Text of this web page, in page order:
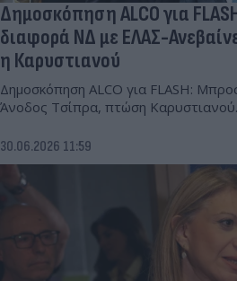
Δημοσκόπηση ALCO για
διαφορά ΝΔ με ΕΛΑΣ-
η Καρυστιανού
Δημοσκόπηση ALCO για FLASH:
Άνοδος Τσίπρα, πτώση Καρυστιανού.
30.06.2026 11:59